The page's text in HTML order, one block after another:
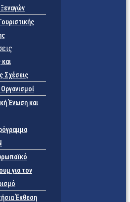
και
Σχέσεις
Οργανισμοί
Ένωση και
για τον
Έκθεση